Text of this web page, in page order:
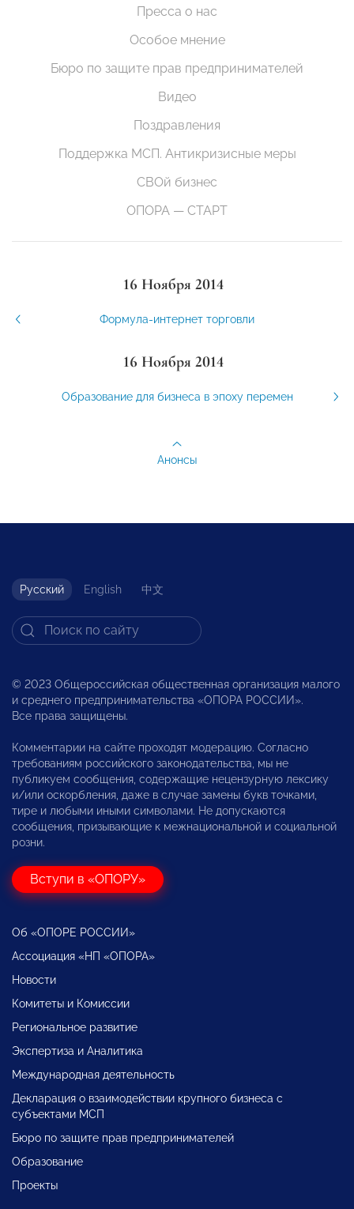
Пресса о нас
Особое мнение
Бюро по защите прав предпринимателей
Видео
Поздравления
Поддержка МСП. Антикризисные меры
СВОй бизнес
ОПОРА — СТАРТ
16 Ноября 2014
Формула-интернет торговли
16 Ноября 2014
Образование для бизнеса в эпоху перемен
Анонсы
Русский English 中文
© 2023 Общероссийская общественная организация малого
и среднего предпринимательства «ОПОРА РОССИИ».
Все права защищены.
Комментарии на сайте проходят модерацию. Согласно
требованиям российского законодательства, мы не
публикуем сообщения, содержащие нецензурную лексику
и/или оскорбления, даже в случае замены букв точками,
тире и любыми иными символами. Не допускаются
сообщения, призывающие к межнациональной и социальной
розни.
Вступи в «ОПОРУ»
Об «ОПОРЕ РОССИИ»
Ассоциация «НП «ОПОРА»
Новости
Комитеты и Комиссии
Региональное развитие
Экспертиза и Аналитика
Международная деятельность
Декларация о взаимодействии крупного бизнеса с
субъектами МСП
Бюро по защите прав предпринимателей
Образование
Проекты